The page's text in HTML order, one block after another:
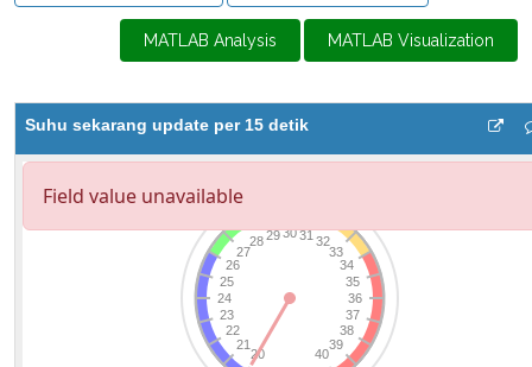
MATLAB Analysis MATLAB Visualization
Suhu sekarang update per 15 detik